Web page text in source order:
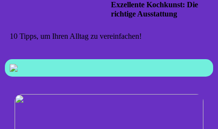
Exzellente Kochkunst: Die
richtige Ausstattung
10 Tipps, um Ihren Alltag zu vereinfachen!